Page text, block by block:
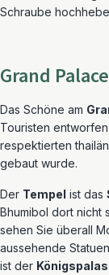
Schraube
Grand Palace
Das Schöne am
Touristen
respektierten
gebaut wurde.
Der Tempel ist das
Bhumibol dort nicht
sehen Sie überall
aussehende
ist der